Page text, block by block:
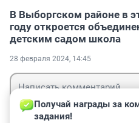
В Выборгском районе в
году откроется
детским садом школа
28 февраля 2024, 14:45
Получай награды за
задания!